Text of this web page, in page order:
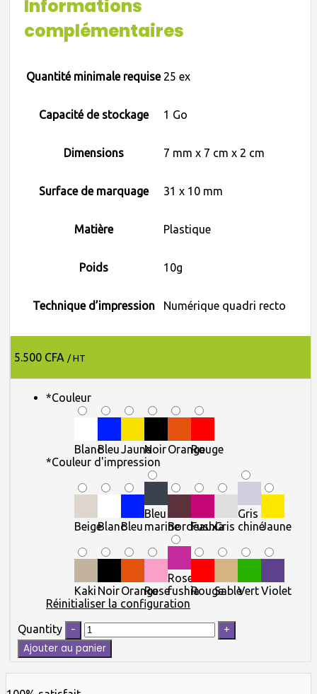
Informations
complémentaires
Quantité minimale requise 25 ex
Capacité de stockage 1 Go
Dimensions 7 mm x 7 cm x 2 cm
Surface de marquage 31 x 10 mm
Matière Plastique
Poids 10g
Technique d’impression Numérique quadri recto
5.500 CFA / HT
*Couleur
BlancBleuJauneNoirOrangeRouge
*Couleur d'impression
BeigeBlancBleu
Bleu
marineBordeaux
FushiaGris
Gris
chinéJaune
Kaki NoirOrangeRose
Rose
fushiaRougeSableVertViolet
Réinitialiser la configuration
Quantity
Ajouter au panier